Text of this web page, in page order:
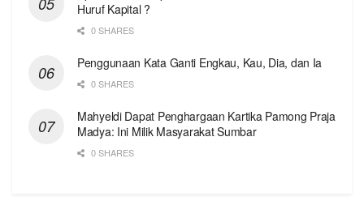
Huruf Kapital ?
0 SHARES
Penggunaan Kata Ganti Engkau, Kau, Dia, dan Ia
0 SHARES
Mahyeldi Dapat Penghargaan Kartika Pamong Praja
Madya: Ini Milik Masyarakat Sumbar
0 SHARES